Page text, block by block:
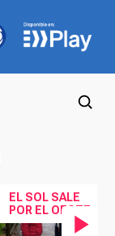
EL SOL SALE
POR EL OESTE